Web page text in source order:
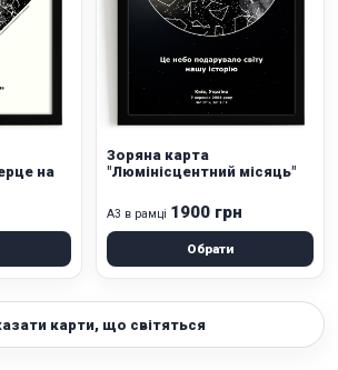
на
Зоряна карта
"Люмінісцентний місяць"
А3 в рамці 1900 грн
Обрати
карти, що світяться